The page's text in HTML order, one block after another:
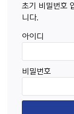
초기 비밀번호
니다.
아이디
비밀번호